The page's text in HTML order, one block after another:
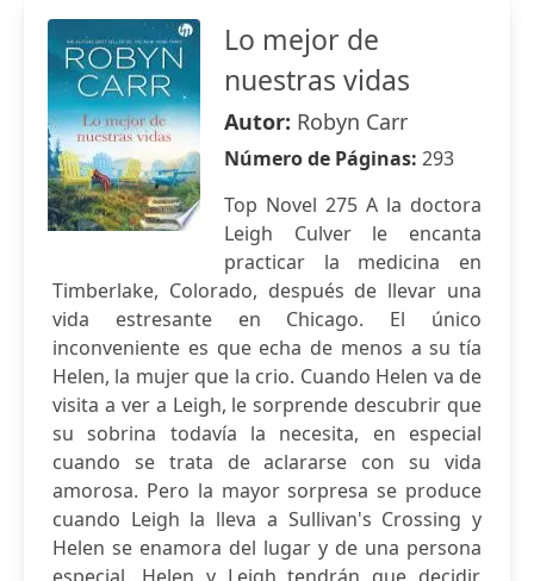
Lo mejor de
nuestras vidas
Autor: Robyn Carr
Número de Páginas: 293
Top Novel 275 A la doctora
Leigh Culver le encanta
practicar la medicina en
Timberlake, Colorado, después de llevar una
vida estresante en Chicago. El único
inconveniente es que echa de menos a su tía
Helen, la mujer que la crio. Cuando Helen va de
visita a ver a Leigh, le sorprende descubrir que
su sobrina todavía la necesita, en especial
cuando se trata de aclararse con su vida
amorosa. Pero la mayor sorpresa se produce
cuando Leigh la lleva a Sullivan's Crossing y
Helen se enamora del lugar y de una persona